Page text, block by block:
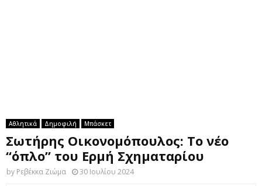
Αθλητικά Δημοφιλή Μπάσκετ
Σωτήρης Οικονομόπουλος: Το νέο
“όπλο” του Ερμή Σχηματαρίου
by Ρεβέκκα Ζιώμα 30 Ιουλίου 2024